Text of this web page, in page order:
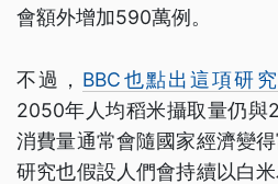
會額外增加590萬例。
不過， BBC也點出這項研
2050年人均稻米攝取量仍與
消費量通常會隨國家經濟變
研究也假設人們會持續以白